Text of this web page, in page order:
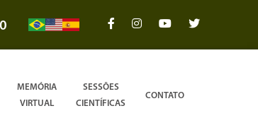
MEMÓRIA
VIRTUAL
SESSÕES
CIENTÍFICAS
CONTATO